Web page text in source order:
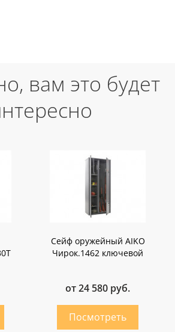
вам это будет
Сейф оружейный AIKO
Чирок.1462 ключевой
от 24 580 руб.